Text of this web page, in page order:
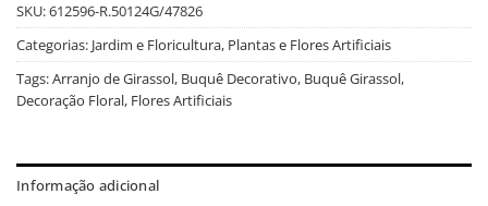
SKU:612596-R.50124G/47826
Categorias: Jardim e Floricultura, Plantas e Flores Artificiais
Tags:Arranjo de Girassol, Buquê Decorativo, Buquê Girassol,
Decoração Floral, Flores Artificiais
Informação adicional